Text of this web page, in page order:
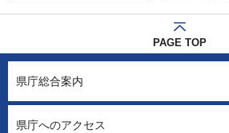
PAGE TOP
県庁総合案内
県庁へのアクセス